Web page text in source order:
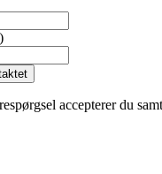
accepterer du